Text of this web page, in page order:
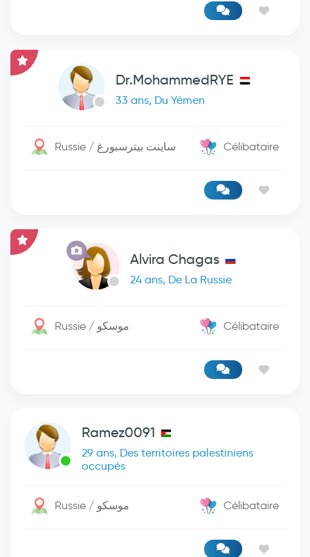
Dr.MohammedRYE
33 ans, Du Yémen
Russie / ساينت بيترسبورغ Célibataire
Alvira Chagas
24 ans, De La Russie
Russie / موسكو Célibataire
Ramez0091
29 ans, Des territoires palestiniens
occupés
Russie / موسكو Célibataire